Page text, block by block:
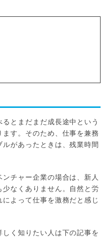
とまだまだ成長途中という
す。そのため、仕事を兼務
があったときは、残業時間
チャー企業の場合は、新人
なくありません。自然と労
よって仕事を激務だと感じ
く知りたい人は下の記事を